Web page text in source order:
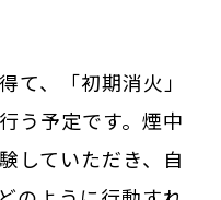
て、「初期消火」
う予定です。煙中
していただき、自